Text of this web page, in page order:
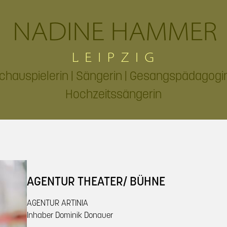
| Sängerin |
Hochzeitssängerin
AGENTUR THEATER/ BÜHNE
AGENTUR ARTINIA
Inhaber Dominik Donauer